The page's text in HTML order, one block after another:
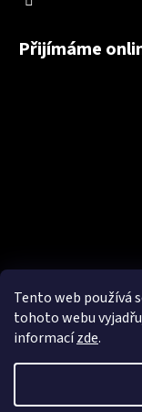
Tento web používá
tohoto webu
informacízde.
Přijímáme